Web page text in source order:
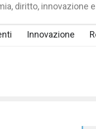
diritto, innovazione
Innovazione